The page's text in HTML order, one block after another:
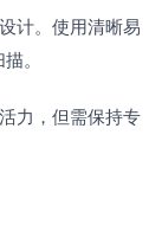
计。使用清晰易
。
力，但需保持专